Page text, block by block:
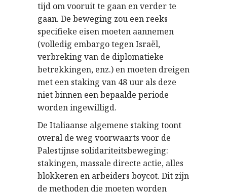
tijd om vooruit te gaan en verder te
gaan. De beweging zou een reeks
specifieke eisen moeten aannemen
(volledig embargo tegen Israël,
verbreking van de diplomatieke
betrekkingen, enz.) en moeten dreigen
met een staking van 48 uur als deze
niet binnen een bepaalde periode
worden ingewilligd.
De Italiaanse algemene staking toont
overal de weg voorwaarts voor de
Palestijnse solidariteitsbeweging:
stakingen, massale directe actie, alles
blokkeren en arbeiders boycot. Dit zijn
de methoden die moeten worden